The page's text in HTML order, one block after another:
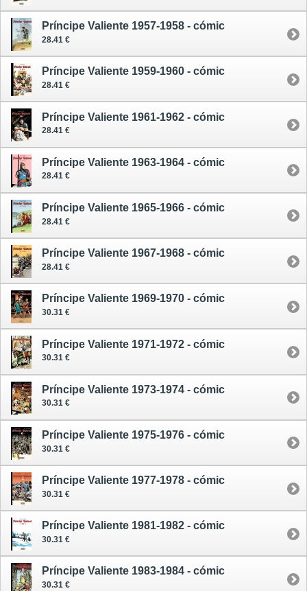
Príncipe Valiente 1957-1958 - cómic
28.41 €
Príncipe Valiente 1959-1960 - cómic
28.41 €
Príncipe Valiente 1961-1962 - cómic
28.41 €
Príncipe Valiente 1963-1964 - cómic
28.41 €
Príncipe Valiente 1965-1966 - cómic
28.41 €
Príncipe Valiente 1967-1968 - cómic
28.41 €
Príncipe Valiente 1969-1970 - cómic
30.31 €
Príncipe Valiente 1971-1972 - cómic
30.31 €
Príncipe Valiente 1973-1974 - cómic
30.31 €
Príncipe Valiente 1975-1976 - cómic
30.31 €
Príncipe Valiente 1977-1978 - cómic
30.31 €
Príncipe Valiente 1981-1982 - cómic
30.31 €
Príncipe Valiente 1983-1984 - cómic
30.31 €